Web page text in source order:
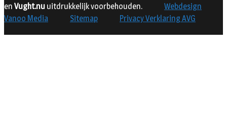
en Vught.nu uitdrukkelijk voorbehouden.
Webdesign
Vanoo Media
Sitemap Privacy Verklaring AVG